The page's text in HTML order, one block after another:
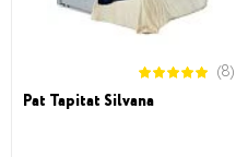
(8)
Pat Tapitat Silvana